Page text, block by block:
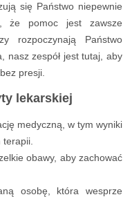
się Państwo niepewnie
że pomoc jest zawsze
rozpoczynają Państwo
nasz zespół jest tutaj, aby
presji.
lekarskiej
medyczną, w tym wyniki
obawy, aby zachować
osobę, która wesprze